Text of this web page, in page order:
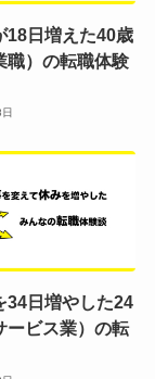
18日増えた40歳
職）の転職体験
34日増やした24
ービス業）の転